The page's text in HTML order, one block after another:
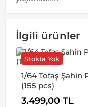
İlgili ürünler
1/64 Tofaş Şahin
(155 pcs)
3.499,00 TL
Stokta Yok